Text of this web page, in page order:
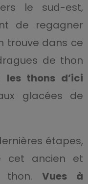
le sud-est,
de regagner
trouve dans ce
de thon
les thons d’ici
glacées de
étapes,
cet ancien et
thon.Vues à